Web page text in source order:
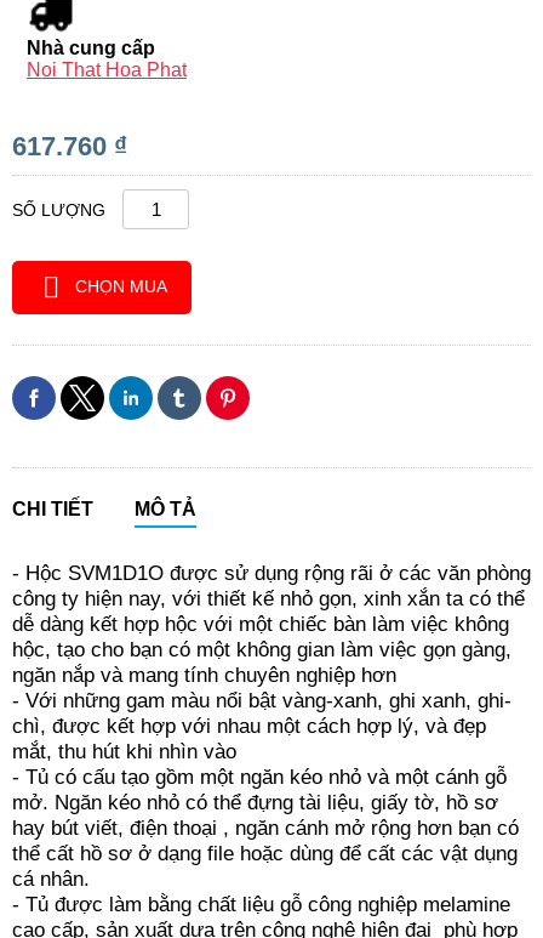
Nhà cung cấp
Noi That Hoa Phat
617.760 ₫
SỐ LƯỢNG
CHỌN MUA
CHI TIẾT MÔ TẢ
- Hộc SVM1D1O được sử dụng rộng rãi ở các văn phòng
công ty hiện nay, với thiết kế nhỏ gọn, xinh xắn ta có thể
dễ dàng kết hợp hộc với một chiếc bàn làm việc không
hộc, tạo cho bạn có một không gian làm việc gọn gàng,
ngăn nắp và mang tính chuyên nghiệp hơn
- Với những gam màu nổi bật vàng-xanh, ghi xanh, ghi-
chì, được kết hợp với nhau một cách hợp lý, và đẹp
mắt, thu hút khi nhìn vào
- Tủ có cấu tạo gồm một ngăn kéo nhỏ và một cánh gỗ
mở. Ngăn kéo nhỏ có thể đựng tài liệu, giấy tờ, hồ sơ
hay bút viết, điện thoại , ngăn cánh mở rộng hơn bạn có
thể cất hồ sơ ở dạng file hoặc dùng để cất các vật dụng
cá nhân.
- Tủ được làm bằng chất liệu gỗ công nghiệp melamine
cao cấp, sản xuất dựa trên công nghệ hiện đại phù hợp